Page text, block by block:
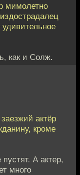
мимолетно
как и Солж.
актёр
кроме
А актер,
много